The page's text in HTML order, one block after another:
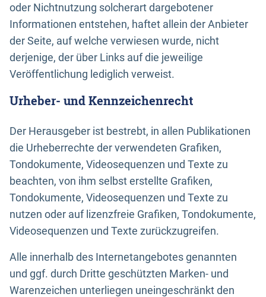
oder Nichtnutzung solcherart dargebotener
Informationen entstehen, haftet allein der Anbieter
der Seite, auf welche verwiesen wurde, nicht
derjenige, der über Links auf die jeweilige
Veröffentlichung lediglich verweist.
Urheber- und Kennzeichenrecht
Der Herausgeber ist bestrebt, in allen Publikationen
die Urheberrechte der verwendeten Grafiken,
Tondokumente, Videosequenzen und Texte zu
beachten, von ihm selbst erstellte Grafiken,
Tondokumente, Videosequenzen und Texte zu
nutzen oder auf lizenzfreie Grafiken, Tondokumente,
Videosequenzen und Texte zurückzugreifen.
Alle innerhalb des Internetangebotes genannten
und ggf. durch Dritte geschützten Marken- und
Warenzeichen unterliegen uneingeschränkt den